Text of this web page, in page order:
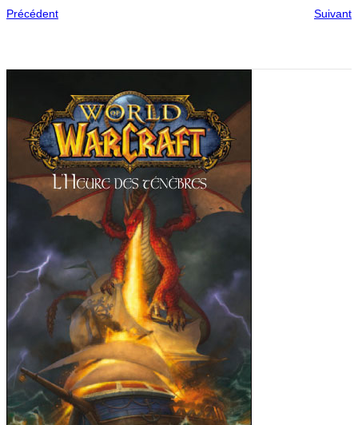
Précédent Suivant